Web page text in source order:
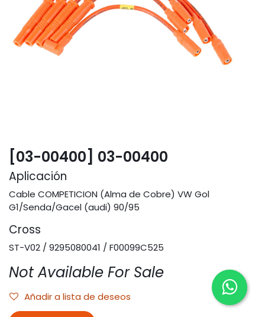
[03-00400] 03-00400
Aplicación
Cable COMPETICION (Alma de Cobre) VW Gol
G1/Senda/Gacel (audi) 90/95
Cross
ST-V02 / 9295080041 / F00099C525
Not Available For Sale
Añadir a lista de deseos